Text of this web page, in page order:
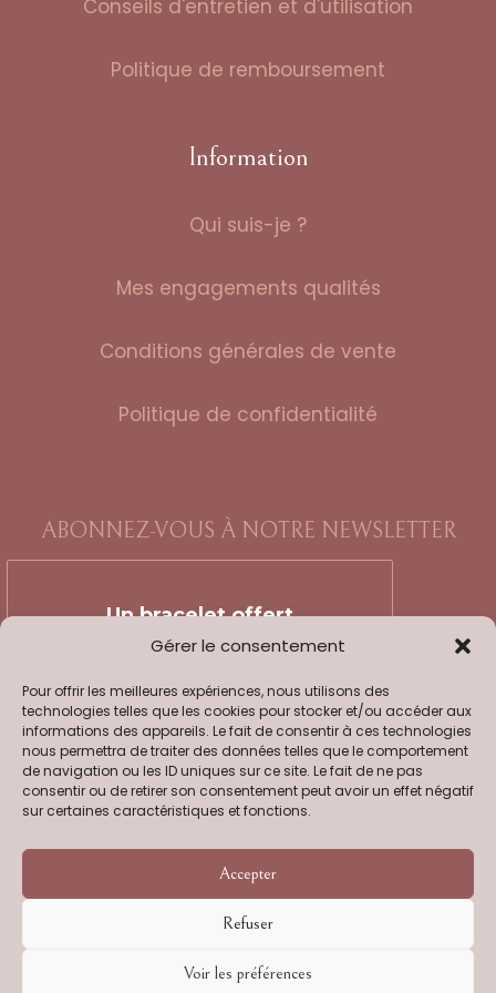
Gérer le consentement
Pour offrir les meilleures expériences, nous utilisons des
technologies telles que les cookies pour stocker et/ou accéder aux
informations des appareils. Le fait de consentir à ces technologies
nous permettra de traiter des données telles que le comportement
de navigation ou les ID uniques sur ce site. Le fait de ne pas
consentir ou de retirer son consentement peut avoir un effet négatif
sur certaines caractéristiques et fonctions.
Accepter
Refuser
Voir les préférences
Conseils d'entretien et d'utilisation
Politique de remboursement
Information
Qui suis-je ?
Mes engagements qualités
Conditions générales de vente
Politique de confidentialité
ABONNEZ-VOUS À NOTRE NEWSLETTER
Un bracelet offert
d'achats pour nos abonnés
Newsletter !
Newsletter douce, sans spam !
politique de